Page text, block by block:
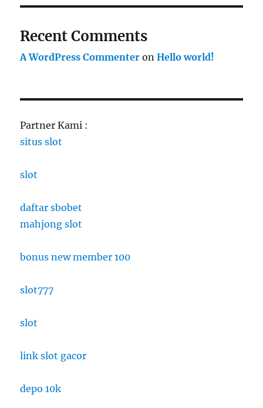
Recent Comments
A WordPress Commenter onHello world!
Partner Kami :
situs slot
slot
daftar sbobet
mahjong slot
bonus new member 100
slot777
slot
link slot gacor
depo 10k